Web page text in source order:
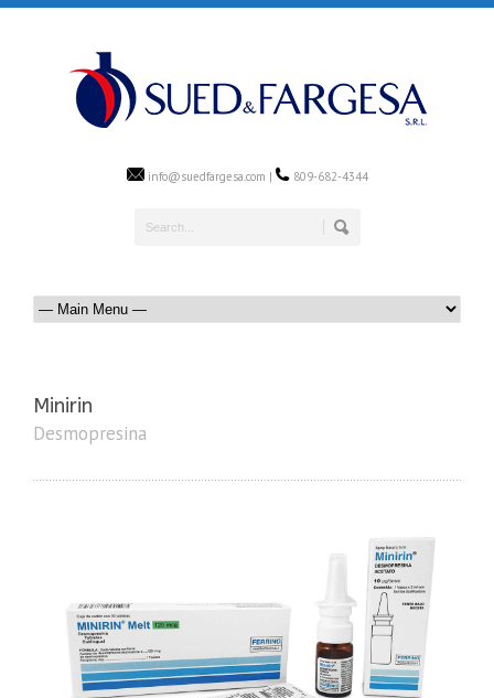
info@suedfargesa.com | 809-682-4344
Minirin
Desmopresina